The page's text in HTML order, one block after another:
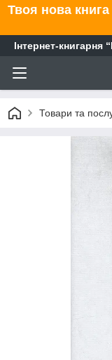
Твоя нова
Інтернет-книгарня
Товари та